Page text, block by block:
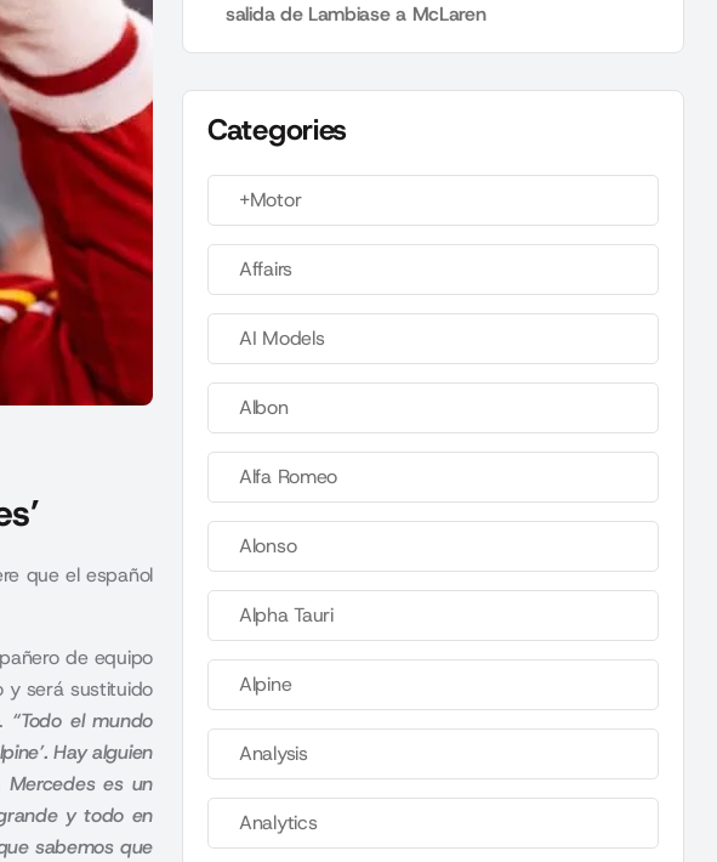
que el español
de equipo
y será sustituido
“Todo el mundo
Hay alguien
Mercedes es un
y todo en
sabemos que
salida de Lambiase a McLaren
Categories
+Motor
Affairs
AI Models
Albon
Alfa Romeo
Alonso
Alpha Tauri
Alpine
Analysis
Analytics